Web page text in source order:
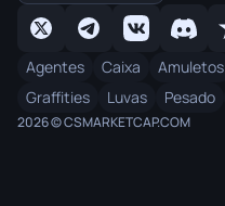
Agentes Caixa Amuletos
Graffities
Luvas Pesado
2026 © CSMARKETCAP.COM